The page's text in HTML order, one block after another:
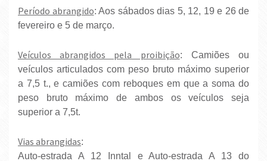
Período abrangido: Aos sábados dias 5, 12, 19 e 26 de
fevereiro e 5 de março.
Veículos abrangidos pela proibição: Camiões ou
veículos articulados com peso bruto máximo superior
a 7,5 t., e camiões com reboques em que a soma do
peso bruto máximo de ambos os veículos seja
superior a 7,5t.
Vias abrangidas:
Auto-estrada A 12 Inntal e Auto-estrada A 13 do